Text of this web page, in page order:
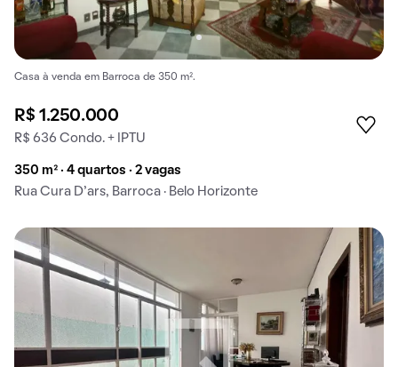
Casa à venda em Barroca de 350 m².
R$ 1.250.000
R$ 636 Condo. + IPTU
350 m² · 4 quartos · 2 vagas
Rua Cura D’ars, Barroca · Belo Horizonte